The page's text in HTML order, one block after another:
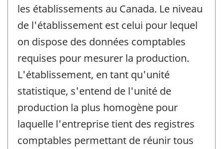
les établissements au Canada. Le niveau
de l'établissement est celui pour lequel
on dispose des données comptables
requises pour mesurer la production.
L'établissement, en tant qu'unité
statistique, s'entend de l'unité de
production la plus homogène pour
laquelle l'entreprise tient des registres
comptables permettant de réunir tous